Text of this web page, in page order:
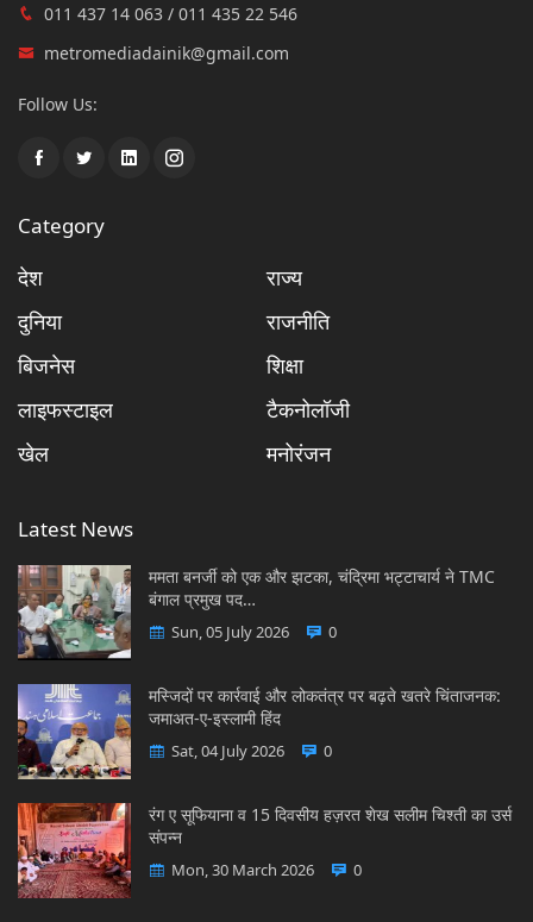
011 437 14 063 / 011 435 22 546
metromediadainik@gmail.com
Follow Us:
Category
देश
राज्य
दुनिया
राजनीति
बिजनेस
शिक्षा
लाइफस्टाइल
टैकनोलॉजी
खेल
मनोरंजन
Latest News
ममता बनर्जी को एक और झटका, चंद्रिमा भट्टाचार्य ने TMC
बंगाल प्रमुख पद…
Sun, 05 July 2026 0
मस्जिदों पर कार्रवाई और लोकतंत्र पर बढ़ते खतरे चिंताजनक:
जमाअत-ए-इस्लामी हिंद
Sat, 04 July 2026 0
रंग ए सूफियाना व 15 दिवसीय हज़रत शेख सलीम चिश्ती का उर्स
संपन्न
Mon, 30 March 2026 0